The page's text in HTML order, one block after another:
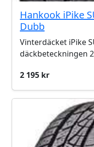
Hankook iPike
Dubb
Vinterdäcket iPike
däckbeteckningen
2 195 kr